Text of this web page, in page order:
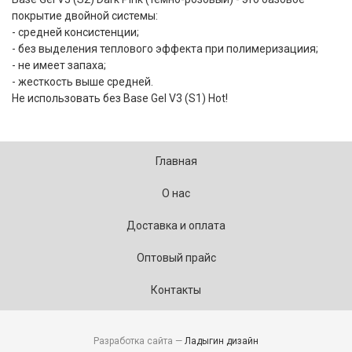
покрытие двойной системы:
- средней консистенции;
- без выделения теплового эффекта при полимеризациия;
- не имеет запаха;
- жесткость выше средней.
Не использовать без Base Gel V3 (S1) Hot!
Главная
О нас
Доставка и оплата
Оптовый прайс
Контакты
Разработка сайта — Ладыгин дизайн